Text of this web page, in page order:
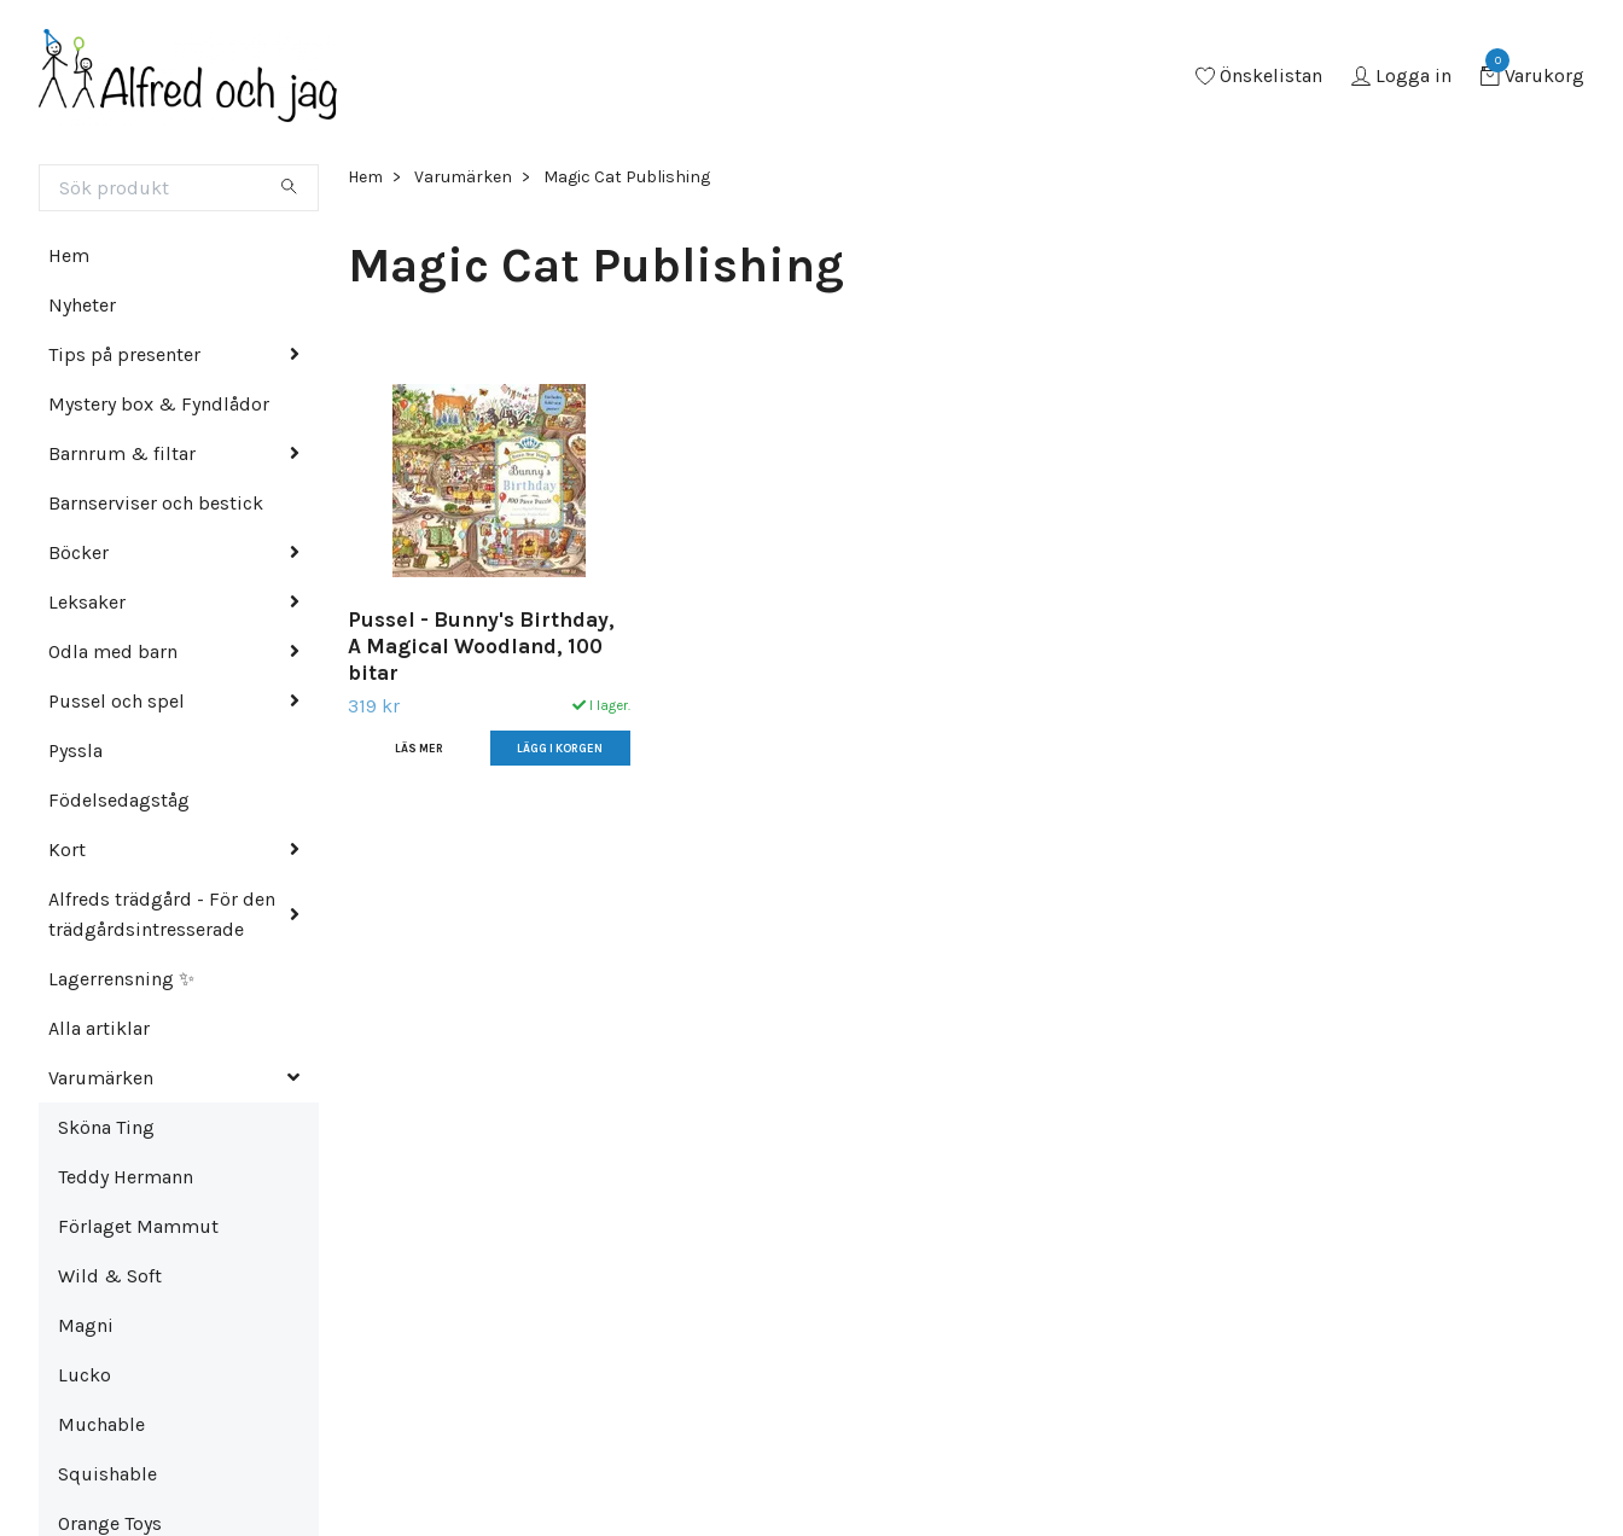
Önskelistan Logga in
0
Varukorg
Hem
Nyheter
Tips på presenter
Mystery box & Fyndlådor
Barnrum & filtar
Barnserviser och bestick
Böcker
Leksaker
Odla med barn
Pussel och spel
Pyssla
Födelsedagståg
Kort
Alfreds trädgård - För den
trädgårdsintresserade
Lagerrensning ✨
Alla artiklar
Varumärken
Sköna Ting
Teddy Hermann
Förlaget Mammut
Wild & Soft
Magni
Lucko
Muchable
Squishable
Orange Toys
Hem Varumärken Magic Cat Publishing
Magic Cat Publishing
Pussel - Bunny's Birthday,
A Magical Woodland, 100
bitar
319 kr I lager.
LÄS MER